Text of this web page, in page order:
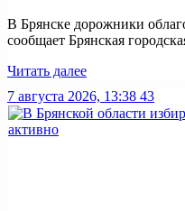
В Брянске дорожники
сообщает Брянская
Читать далее
7 августа 2026, 13:38 43